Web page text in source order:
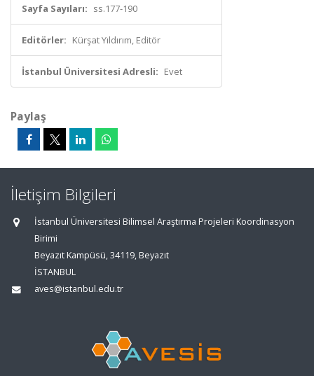
Sayfa Sayıları: ss.177-190
Editörler: Kürşat Yıldırım, Editör
İstanbul Üniversitesi Adresli: Evet
Paylaş
İletişim Bilgileri
İstanbul Üniversitesi Bilimsel Araştırma Projeleri Koordinasyon
Birimi
Beyazıt Kampüsü, 34119, Beyazıt
İSTANBUL
aves@istanbul.edu.tr